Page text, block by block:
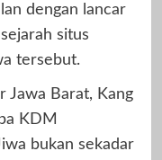
dengan lancar
situs
tersebut.
Jawa Barat, Kang
KDM
bukan sekadar